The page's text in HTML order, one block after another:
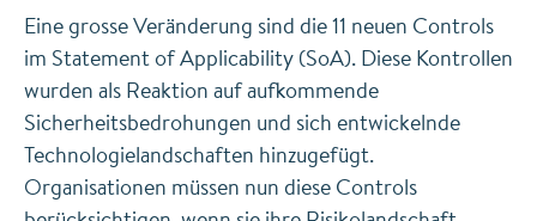
Eine grosse Veränderung sind die 11 neuen Controls
im Statement of Applicability (SoA). Diese Kontrollen
wurden als Reaktion auf aufkommende
Sicherheitsbedrohungen und sich entwickelnde
Technologielandschaften hinzugefügt.
Organisationen müssen nun diese Controls